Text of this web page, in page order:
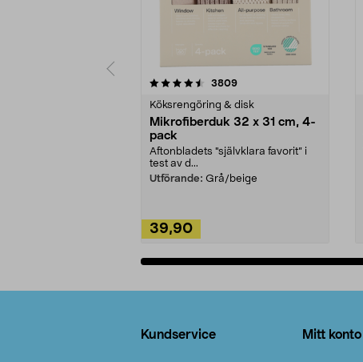
3809recensioner
Köksrengöring & disk
Mikrofiberduk 32 x 31 cm, 4-
pack
Aftonbladets "självklara favorit” i
test av d...
Utförande: Grå/beige
39,90
4.0av 5 stjärnor
Kundservice Mitt konto